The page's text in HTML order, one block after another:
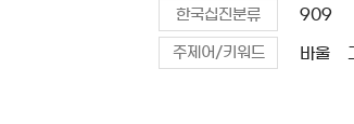
한국십진분류 909
주제어/키워드 바울